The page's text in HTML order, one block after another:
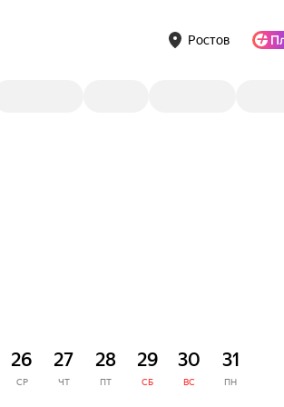
Ростов
26
СР
27
ЧТ
28
ПТ
29
СБ
30
ВС
31
ПН